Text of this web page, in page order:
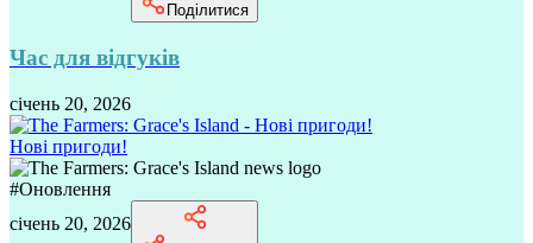
Поділитися
Час для відгуків
січень 20, 2026
Нові пригоди!
#Оновлення
січень 20, 2026